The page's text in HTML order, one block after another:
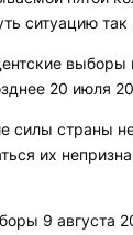
ситуацию так
выборы
20 июля
силы страны
их
9 августа